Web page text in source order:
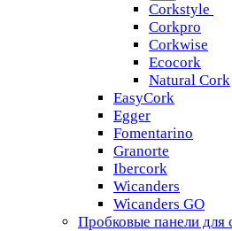
Corkstyle
Corkpro
Corkwise
Ecocork
Natural Cork
EasyCork
Egger
Fomentarino
Granorte
Ibercork
Wicanders
Wicanders GO
Пробковые панели для